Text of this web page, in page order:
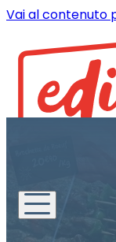
Vai al contenuto